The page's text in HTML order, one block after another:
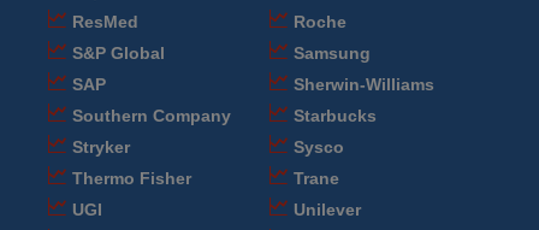
ResMed
Roche
S&P Global
Samsung
SAP
Sherwin-Williams
Southern Company
Starbucks
Stryker
Sysco
Thermo Fisher
Trane
UGI
Unilever